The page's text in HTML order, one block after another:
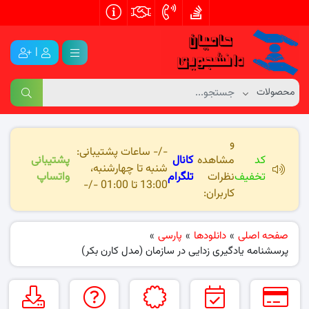
|
کد
تخفیف
و
مشاهده
نظرات
کاربران:
کانال
تلگرام
-/- ساعات پشتیبانی:
شنبه تا چهارشنبه،
13:00 تا 01:00 -/-
پشتیبانی
واتساپ
صفحه اصلی » دانلودها » پارسی »
پرسشنامه یادگیری زدایی در سازمان (مدل کارن بکر)